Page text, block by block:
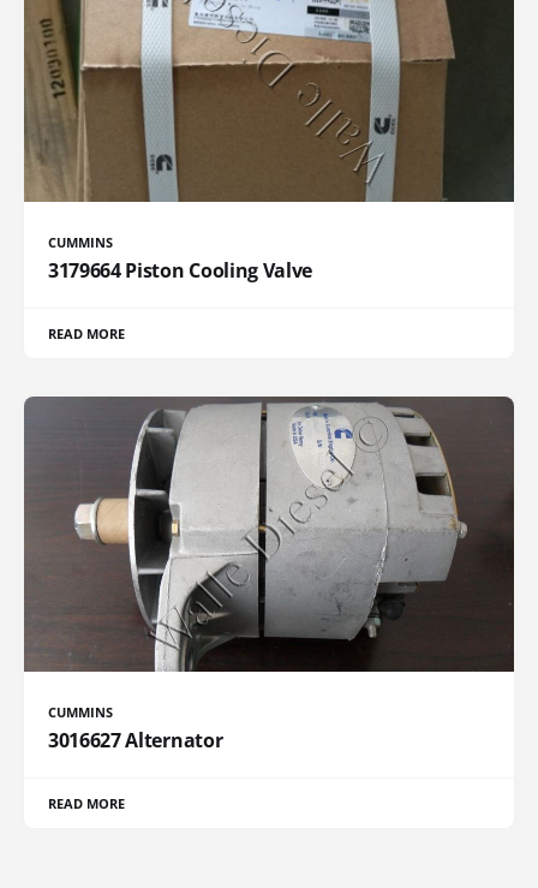
CUMMINS
3179664 Piston Cooling Valve
READ MORE
CUMMINS
3016627 Alternator
READ MORE